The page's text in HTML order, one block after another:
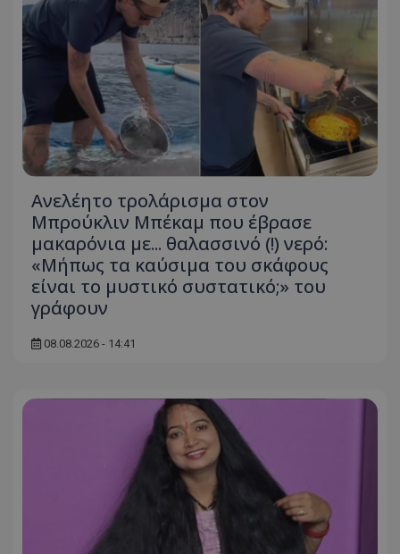
Ανελέητο τρολάρισμα στον
Μπρούκλιν Μπέκαμ που έβρασε
μακαρόνια με... θαλασσινό (!) νερό:
«Μήπως τα καύσιμα του σκάφους
είναι το μυστικό συστατικό;» του
γράφουν
08.08.2026 - 14:41